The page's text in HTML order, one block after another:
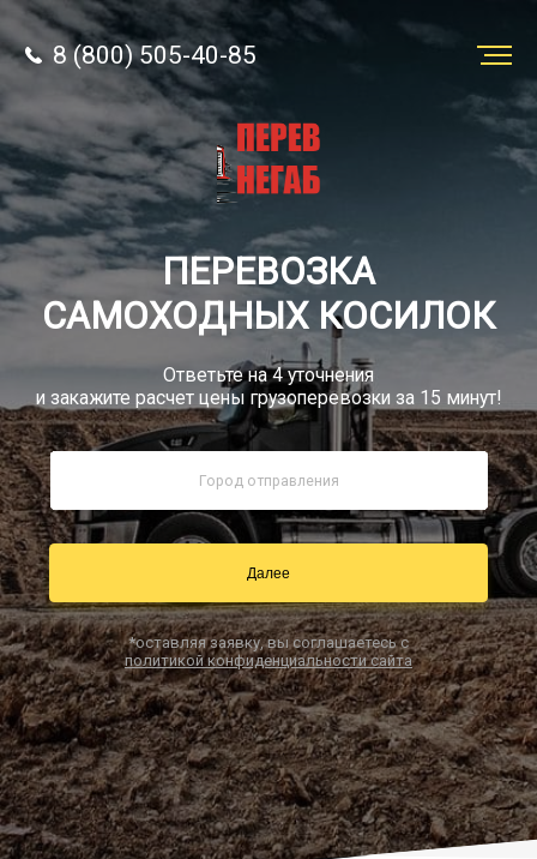
8 (800) 505-40-85
Звонок по России бесплатно
sale@simtruck-negabarit.ru
Заказать звонок
Заказать
перевозку
8 (800) 505-40-85
ПЕРЕВОЗКА
САМОХОДНЫХ КОСИЛОК
Ответьте на 4 уточнения
и закажите расчет цены грузоперевозки за 15 минут!
Далее
*оставляя заявку, вы соглашаетесь с
политикой конфиденциальности сайта